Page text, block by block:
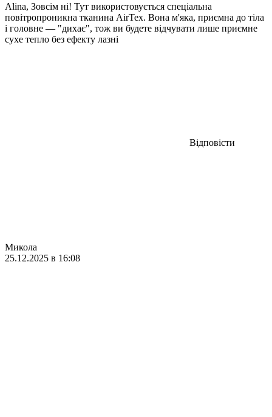
Alina, Зовсім ні! Тут використовується спеціальна
повітропроникна тканина AirTex. Вона м'яка, приємна до тіла
і головне — "дихає", тож ви будете відчувати лише приємне
сухе тепло без ефекту лазні
Відповісти
Микола
25.12.2025 в 16:08